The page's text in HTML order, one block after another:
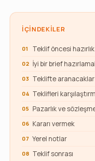
İÇINDEKILER
Teklif öncesi hazırlık
İyi bir brief
Teklifte aranacaklar
Teklifleri
Pazarlık ve
Kararı vermek
Yerel notlar
Teklif sonrası